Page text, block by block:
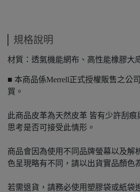
規格說明
材質：透氣機能網布、高性能橡膠大
■ 本商品係Merrell正式授權販售之公
買。
此商品皮革為天然皮革 皆有少許刮
思考是否可接受此情形。
商品會因為使用不同品牌螢幕以及解
色呈現略有不同，請以出貨實品顏色
若需退貨，請務必使用塑膠袋或紙袋